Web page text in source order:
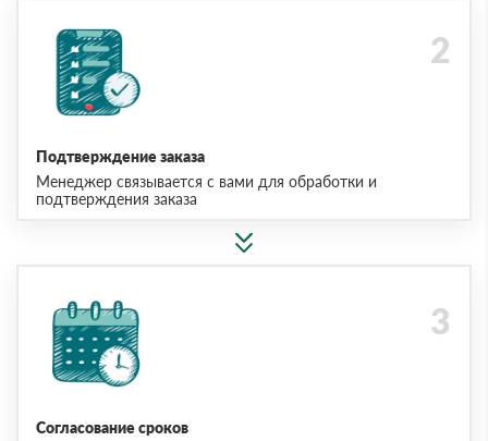
Подтверждение заказа
Менеджер связывается с вами для обработки и
подтверждения заказа
Согласование сроков